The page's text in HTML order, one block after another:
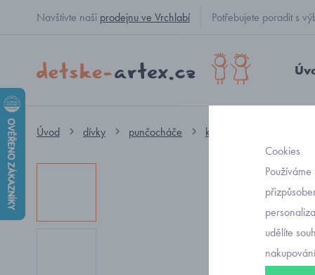
Navštivte naši prodejnu ve Vrchlabí Potřebujete poradit s
Úvod dívky punčocháče klasické
Cookies
udělíte